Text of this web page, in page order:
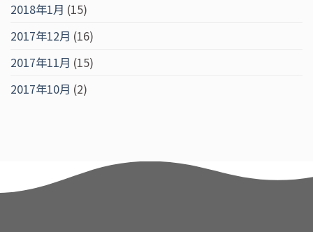
2018年1月 (15)
2017年12月 (16)
2017年11月 (15)
2017年10月 (2)